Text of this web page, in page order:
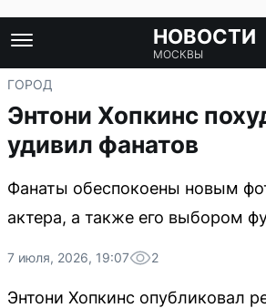
НОВОСТИ
МОСКВЫ
ГОРОД
Энтони Хопкинс
удивил фанатов
Фанаты обеспокоены новым
актера, а также его выбором
7 июля, 2026, 19:07 2
Энтони Хопкинс опубликовал